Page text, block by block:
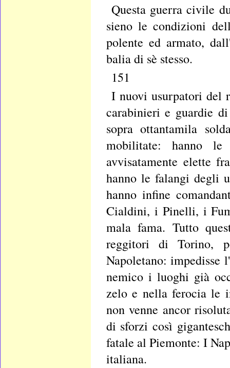
Questa guerra civile
sieno le condizioni
polente ed armato,
balia di sè stesso.
151
I nuovi usurpatori del
carabinieri e guardie
sopra ottantamila
mobilitate: hanno
avvisatamente elette
hanno le falangi degli
hanno infine
Cialdini, i Pinelli, i
mala fama. Tutto
reggitori di Torino,
Napoletano: impedisse
nemico i luoghi già
zelo e nella ferocia le
non venne ancor
di sforzi così
fatale al Piemonte: I
italiana.